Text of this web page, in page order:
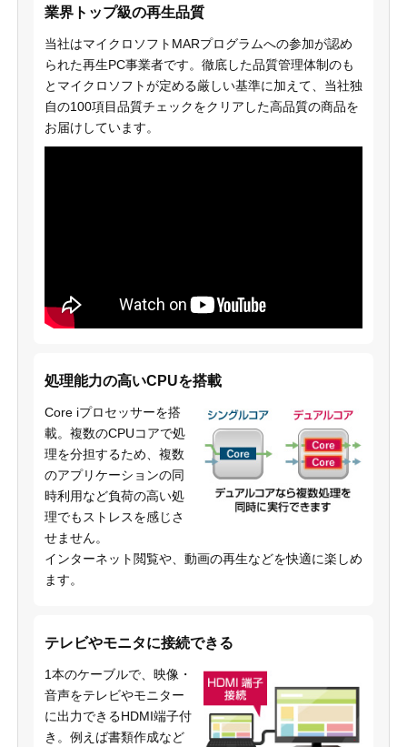
業界トップ級の再生品質
当社はマイクロソフトMARプログラムへの参加が認め
られた再生PC事業者です。徹底した品質管理体制のも
とマイクロソフトが定める厳しい基準に加えて、当社独
自の100項目品質チェックをクリアした高品質の商品を
お届けしています。
処理能力の高いCPUを搭載
Core iプロセッサーを搭
載。複数のCPUコアで処
理を分担するため、複数
のアプリケーションの同
時利用など負荷の高い処
理でもストレスを感じさ
せません。
インターネット閲覧や、動画の再生などを快適に楽しめ
ます。
テレビやモニタに接続できる
1本のケーブルで、映像・
音声をテレビやモニター
に出力できるHDMI端子付
き。例えば書類作成など